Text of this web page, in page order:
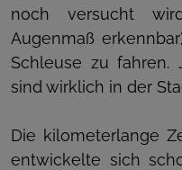
noch versucht
Augenmaß
Schleuse zu fahren.
sind wirklich in der
Die kilometerlange
entwickelte sich